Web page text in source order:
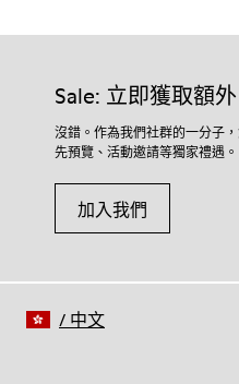
Sale: 立即獲取額
沒錯。作為我們社群的一分子
先預覽、活動邀請等獨家禮遇。
加入我們
/ 中文